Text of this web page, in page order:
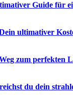
Guide für
ultimativer
zum perfekten
du dein